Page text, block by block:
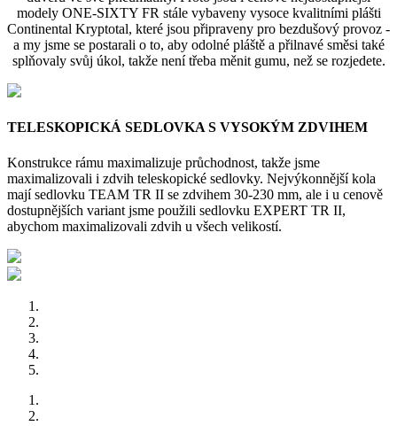
modely ONE-SIXTY FR stále vybaveny vysoce kvalitními plášti
Continental Kryptotal, které jsou připraveny pro bezdušový provoz -
a my jsme se postarali o to, aby odolné pláště a přilnavé směsi také
splňovaly svůj úkol, takže není třeba měnit gumu, než se rozjedete.
TELESKOPICKÁ SEDLOVKA S VYSOKÝM ZDVIHEM
Konstrukce rámu maximalizuje průchodnost, takže jsme
maximalizovali i zdvih teleskopické sedlovky. Nejvýkonnější kola
mají sedlovku TEAM TR II se zdvihem 30-230 mm, ale i u cenově
dostupnějších variant jsme použili sedlovku EXPERT TR II,
abychom maximalizovali zdvih u všech velikostí.